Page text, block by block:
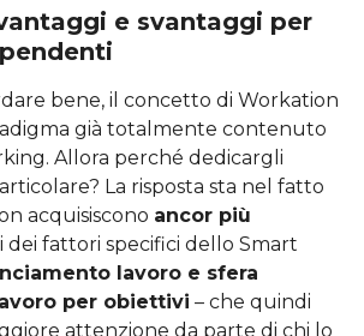
e svantaggi per
bene, il concetto di Workation
già totalmente contenuto
Allora perché dedicargli
La risposta sta nel fatto
acquisiscono ancor più
dei fattori specifici dello Smart
lavoro e sfera
per obiettivi – che quindi
attenzione da parte di chi lo